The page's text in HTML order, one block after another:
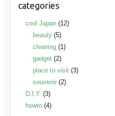
categories
cool Japan(12)
beauty(5)
cleaning(1)
gadget(2)
place to visit(3)
souvenir(2)
D.I.Y. (3)
howto(4)